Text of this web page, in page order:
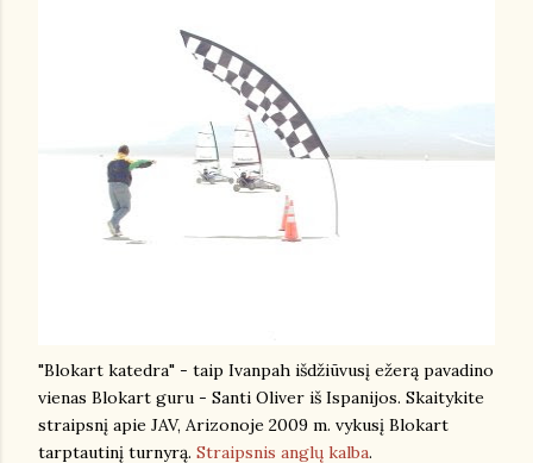
"Blokart katedra" - taip Ivanpah išdžiūvusį ežerą pavadino
vienas Blokart guru - Santi Oliver iš Ispanijos. Skaitykite
straipsnį apie JAV, Arizonoje 2009 m. vykusį Blokart
tarptautinį turnyrą. Straipsnis anglų kalba.